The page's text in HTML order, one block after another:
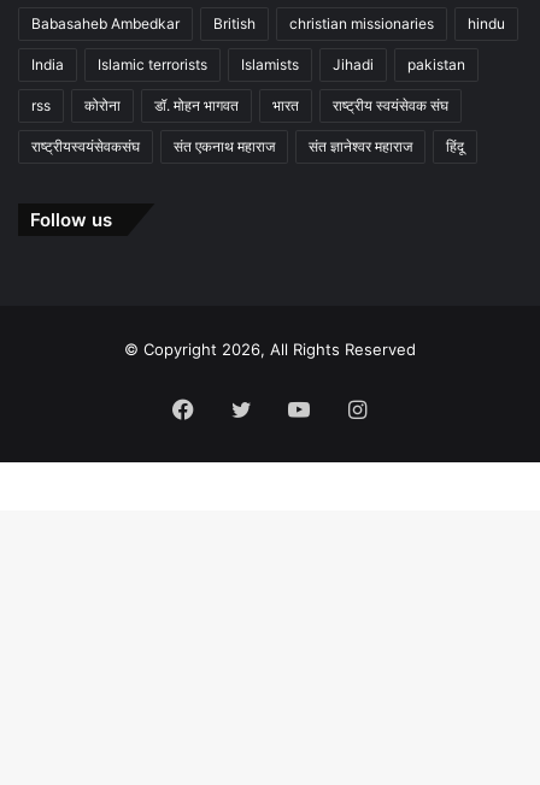
Babasaheb Ambedkar British christian missionaries hindu
India Islamic terrorists Islamists Jihadi pakistan
rss कोरोना डॉ. मोहन भागवत भारत राष्ट्रीय स्वयंसेवक संघ
राष्ट्रीयस्वयंसेवकसंघ संत एकनाथ महाराज संत ज्ञानेश्वर महाराज हिंदू
Follow us
© Copyright 2026, All Rights Reserved
Facebook
TwitterYouTubeInstagram